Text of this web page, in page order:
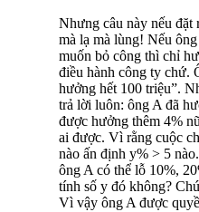
Nhưng câu này nếu đặt
mà lạ mà lùng! Nếu
muốn bỏ công thì chỉ
điều hành công ty chứ.
hưởng hết 100 triệu”.
trả lời luôn: ông A đã
được hưởng thêm 4%
ai được. Vì rằng cuộc
nào ấn định y% > 5
ông A có thể lỗ 10%,
tính số y đó không?
Vì vậy ông A được